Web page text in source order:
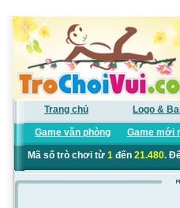
Trang chủ Logo &
Game văn phòng Game mới
Mã số trò chơi từ 1đến 21.480.